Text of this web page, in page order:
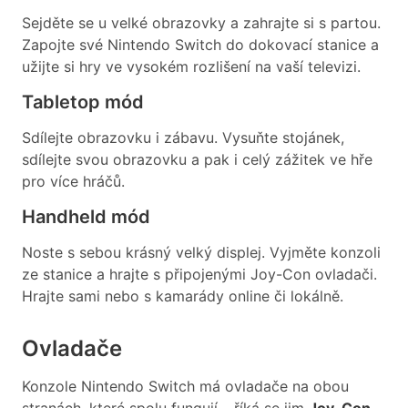
Sejděte se u velké obrazovky a zahrajte si s partou.
Zapojte své Nintendo Switch do dokovací stanice a
užijte si hry ve vysokém rozlišení na vaší televizi.
Tabletop mód
Sdílejte obrazovku i zábavu. Vysuňte stojánek,
sdílejte svou obrazovku a pak i celý zážitek ve hře
pro více hráčů.
Handheld mód
Noste s sebou krásný velký displej. Vyjměte konzoli
ze stanice a hrajte s připojenými Joy-Con ovladači.
Hrajte sami nebo s kamarády online či lokálně.
Ovladače
Konzole Nintendo Switch má ovladače na obou